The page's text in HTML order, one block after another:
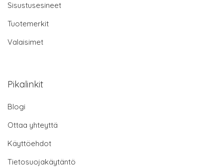
Sisustusesineet
Tuotemerkit
Valaisimet
Pikalinkit
Blogi
Ottaa yhteyttä
Käyttöehdot
Tietosuojakäytäntö